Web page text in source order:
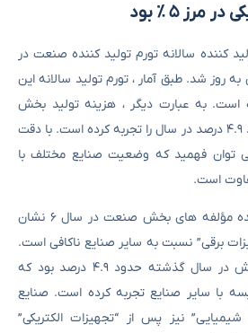
مرز ۵ ٪ بود
کننده سالانه تورم تولید کننده صنعت در
به روز شد. طبق آمار ، تورم تولید سالانه این
رسیده است. به عبارت دیگر ، هزینه تولید بخش
صنعت افزایش قیمت حدود ۴.۹ درصد در سال را تجربه کرده است. با دقت
توان فهمید که وضعیت صنایع مختلف با
است.
آمار تورم سالانه تولید کننده مؤلفه های بخش صنعت در سال ۶ نشان
برقی” نسبت به سایر صنایع ناکافی است.
تورم تولید سالانه این بخش در سال گذشته حدود ۴.۹ درصد بود که
با سایر صنایع تجربه کرده است. صنایع
شیمیایی” نیز پس از “تجهیزات الکتریکی”